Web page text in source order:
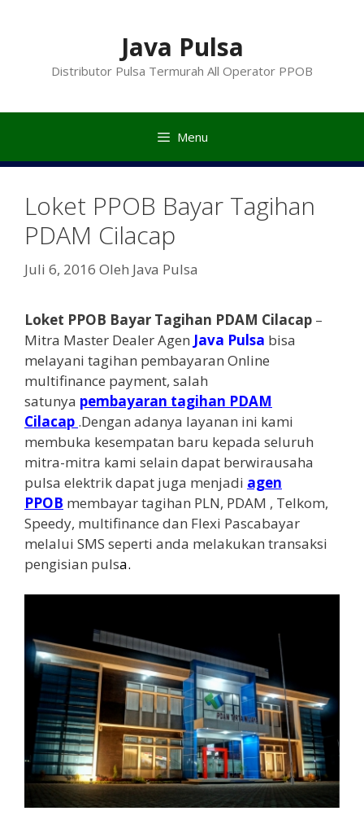
Java Pulsa
Distributor Pulsa Termurah All Operator PPOB
Menu
Loket PPOB Bayar Tagihan
PDAM Cilacap
Juli 6, 2016 Oleh Java Pulsa
Loket PPOB Bayar Tagihan PDAM Cilacap –
Mitra Master Dealer Agen Java Pulsa bisa
melayani tagihan pembayaran Online
multifinance payment, salah
satunya pembayaran tagihan PDAM
Cilacap .Dengan adanya layanan ini kami
membuka kesempatan baru kepada seluruh
mitra-mitra kami selain dapat berwirausaha
pulsa elektrik dapat juga menjadi agen
PPOB membayar tagihan PLN, PDAM , Telkom,
Speedy, multifinance dan Flexi Pascabayar
melalui SMS seperti anda melakukan transaksi
pengisian pulsa.